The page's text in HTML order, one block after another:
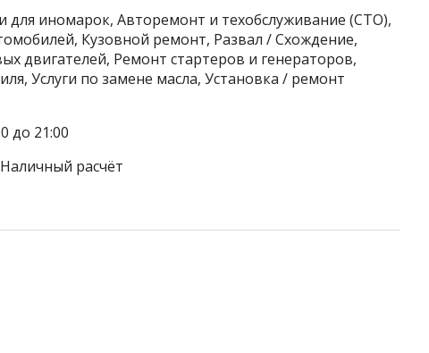
для иномарок, Авторемонт и техобслуживание (СТО),
Кузовной ремонт, Развал / Схождение,
двигателей, Ремонт стартеров и генераторов,
Услуги по замене масла, Установка / ремонт
до 21:00
расчёт